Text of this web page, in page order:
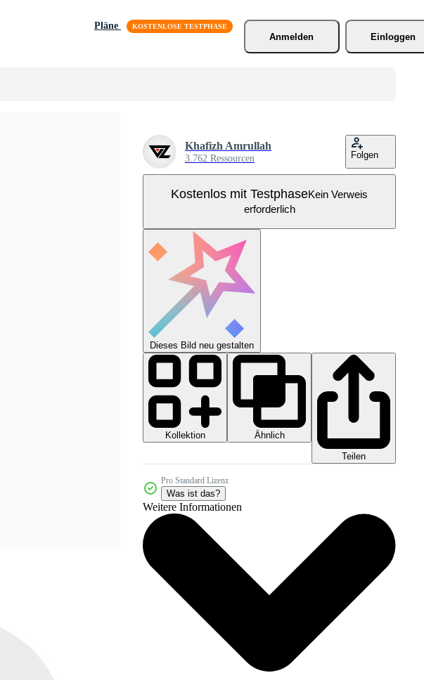
Pläne
Anmelden
Einloggen
Khafizh Amrullah
3.762 Ressourcen Folgen
Kostenlos mit TestphaseKein Verweis
erforderlich
Dieses Bild neu gestalten
Kollektion
Ähnlich
Teilen
Pro Standard Lizenz
Was ist das?
Weitere Informationen